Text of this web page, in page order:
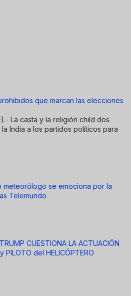
que marcan las elecciones
La casta y la religión child dos
India a los partidos políticos para
meteorólogo se emociona por la
Telemundo
CUESTIONA LA ACTUACIÓN
PILOTO del HELICÓPTERO